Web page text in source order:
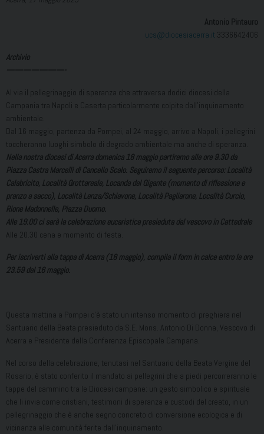
Antonio Pintauro
ucs@diocesiacerra.it 3336642406
Archivio
Al via il pellegrinaggio di speranza che attraversa dodici diocesi della
Campania tra Napoli e Caserta particolarmente colpite dall’inquinamento
ambientale.
Dal 16 maggio, partenza da Pompei, al 24 maggio, arrivo a Napoli, i pellegrini
toccheranno luoghi simbolo di degrado ambientale ma anche di speranza.
Nella nostra diocesi di Acerra domenica 18 maggio partiremo alle ore 9.30 da
Piazza Castra Marcelli di Cancello Scalo. Seguiremo il seguente percorso: Località
Calabricito, Località Grottareale, Locanda del Gigante (momento di riflessione e
pranzo a sacco), Località Lenza/Schiavone, Località Pagliarone, Località Curcio,
Rione Madonnelle, Piazza Duomo.
Alle 19.00 ci sarà la celebrazione eucaristica presieduta dal vescovo in Cattedrale
Alle 20.30 cena e momento di festa.
Per iscriverti alla tappa di Acerra (18 maggio), compila il form in calce entro le ore
23.59 del 16 maggio.
Questa mattina a Pompei c’è stato un intenso momento di preghiera nel
Santuario della Beata presieduto da S.E. Mons. Antonio Di Donna, Vescovo di
Acerra e Presidente della Conferenza Episcopale Campana.
Nel corso della celebrazione, tenutasi nel Santuario della Beata Vergine del
Rosario, è stato conferito il mandato ai pellegrini che a piedi percorreranno le
tappe del cammino tra le Diocesi campane: un gesto simbolico e spirituale
che li invia come cristiani, testimoni di speranza e custodi del creato, in un
pellegrinaggio che è anche segno concreto di conversione ecologica e di
vicinanza alle comunità ferite dall’inquinamento.